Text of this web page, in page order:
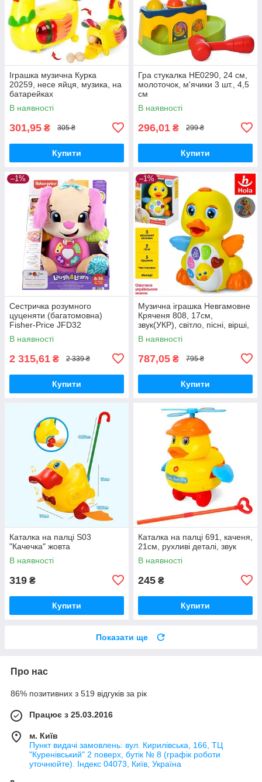
Іграшка музична Курка
20259, несе яйця, музика, на
батарейках
В наявності
301,95 ₴ 305 ₴
Купити
Гра стукалка HE0290, 24 см,
молоточок, м'ячики 3 шт., 4,5
см
В наявності
296,01 ₴ 299 ₴
Купити
–1%
Сестричка розумного
цуценяти (багатомовна)
Fisher-Price JFD32
В наявності
2 315,61 ₴ 2 339 ₴
Купити
–1%
Музична іграшка Невгамовне
Кряченя 808, 17см,
звук(УКР), світло, пісні, вірші,
їздить, рухає очами і ротом,
крякає
В наявності
787,05 ₴ 795 ₴
Купити
Каталка на палці S03
"Качечка" жовта
В наявності
319 ₴
Купити
Каталка на палці 691, каченя,
21см, рухливі деталі, звук
В наявності
245 ₴
Купити
Показати ще
Про нас
86% позитивних з 519 відгуків за рік
Працює з 25.03.2016
м. Київ
Пункт видачі замовлень: вул. Кирилівська, 166, ТЦ
"Куренівський" 2 поверх, бутік № 8 (графік роботи
уточнюйте). Індекс 04073, Київ, Україна